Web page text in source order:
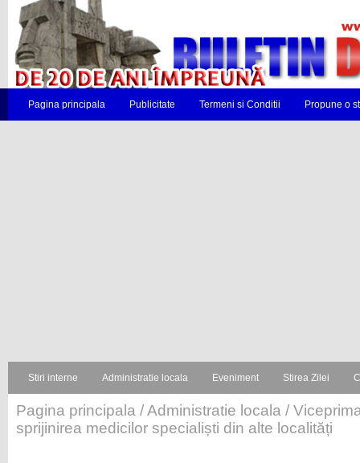
Pagina principala Publicitate Termeni si Conditii Propune o
Stiri interne Administratie locala Eveniment Stirea Zilei
Pagina principala /Administratie locala /
sprijinirea medicilor specialiști din alte localități